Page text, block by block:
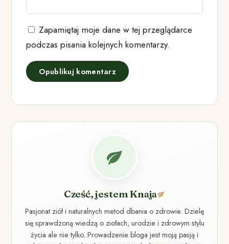
Zapamiętaj moje dane w tej przeglądarce
podczas pisania kolejnych komentarzy.
Cześć, jestem Knaja
Pasjonat ziół i naturalnych metod dbania o zdrowie. Dzielę
się sprawdzoną wiedzą o ziołach, urodzie i zdrowym stylu
życia ale nie tylko. Prowadzenie bloga jest moją pasją i